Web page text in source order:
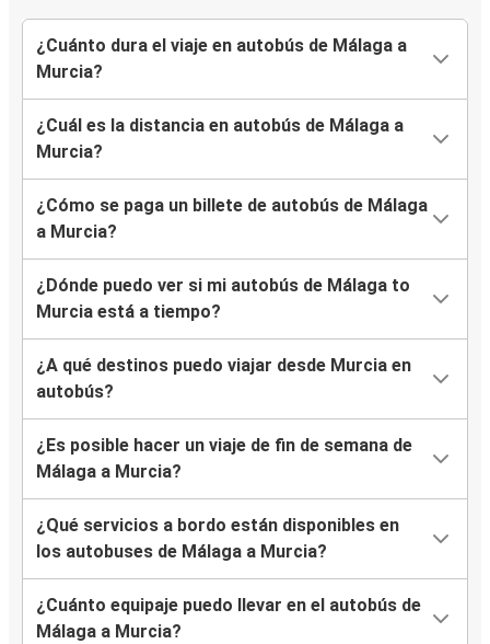
¿Cuánto dura el viaje en autobús de Málaga a
Murcia?
¿Cuál es la distancia en autobús de Málaga a
Murcia?
¿Cómo se paga un billete de autobús de Málaga
a Murcia?
¿Dónde puedo ver si mi autobús de Málaga to
Murcia está a tiempo?
¿A qué destinos puedo viajar desde Murcia en
autobús?
¿Es posible hacer un viaje de fin de semana de
Málaga a Murcia?
¿Qué servicios a bordo están disponibles en
los autobuses de Málaga a Murcia?
¿Cuánto equipaje puedo llevar en el autobús de
Málaga a Murcia?